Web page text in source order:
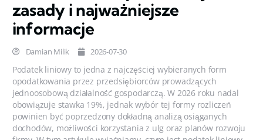
zasady i najważniejsze
informacje
Damian Milik 2026-07-30
Podatek liniowy to jedna z najczęściej wybieranych form
opodatkowania przez przedsiębiorców prowadzących
jednoosobową działalność gospodarczą. W 2026 roku nadal
obowiązuje stawka 19%, jednak wybór tej formy rozliczeń
powinien być poprzedzony dokładną analizą osiąganych
dochodów, możliwości korzystania z ulg oraz planów rozwoju